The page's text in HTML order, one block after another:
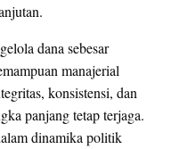
dana sebesar
manajerial
konsistensi, dan
panjang tetap terjaga.
dinamika politik